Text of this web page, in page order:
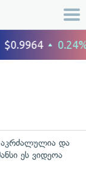
აკრძალულია და
ეს ვიდეოა